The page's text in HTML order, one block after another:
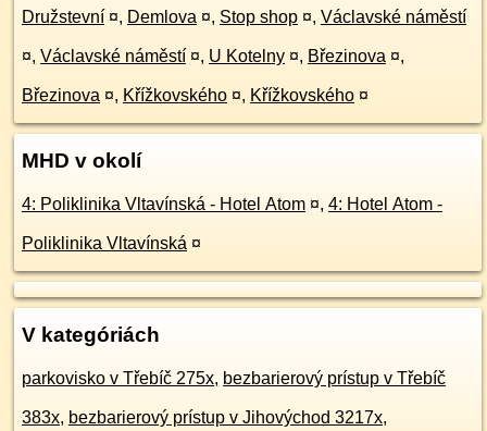
Družstevní ¤, Demlova ¤, Stop shop ¤, Václavské náměstí
¤, Václavské náměstí ¤, U Kotelny ¤, Březinova ¤,
Březinova ¤, Křížkovského ¤, Křížkovského ¤
MHD v okolí
4: Poliklinika Vltavínská - Hotel Atom ¤, 4: Hotel Atom -
Poliklinika Vltavínská ¤
V kategóriách
parkovisko v Třebíč 275x, bezbarierový prístup v Třebíč
383x, bezbarierový prístup v Jihovýchod 3217x,